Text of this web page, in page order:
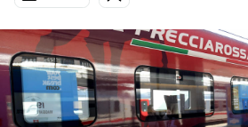
Economia
Sport